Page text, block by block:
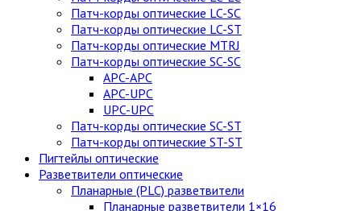
Патч-корды оптические LC-SC
Патч-корды оптические LC-ST
Патч-корды оптические MTRJ
Патч-корды оптические SC-SC
APC-APC
APC-UPC
UPC-UPC
Патч-корды оптические SC-ST
Патч-корды оптические ST-ST
Пигтейлы оптические
Разветвители оптические
Планарные (PLC) разветвители
Планарные разветвители 1×16